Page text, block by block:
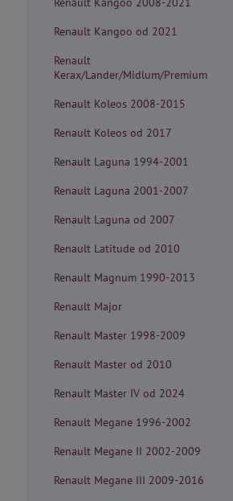
Renault Kangoo od 2021
Renault
Kerax/Lander/Midlum/Premium
Renault Koleos 2008-2015
Renault Koleos od 2017
Renault Laguna 1994-2001
Renault Laguna 2001-2007
Renault Laguna od 2007
Renault Latitude od 2010
Renault Magnum 1990-2013
Renault Major
Renault Master 1998-2009
Renault Master od 2010
Renault Master IV od 2024
Renault Megane 1996-2002
Renault Megane II 2002-2009
Renault Megane III 2009-2016